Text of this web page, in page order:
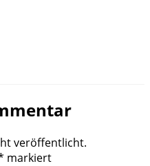
veröffentlicht.
markiert